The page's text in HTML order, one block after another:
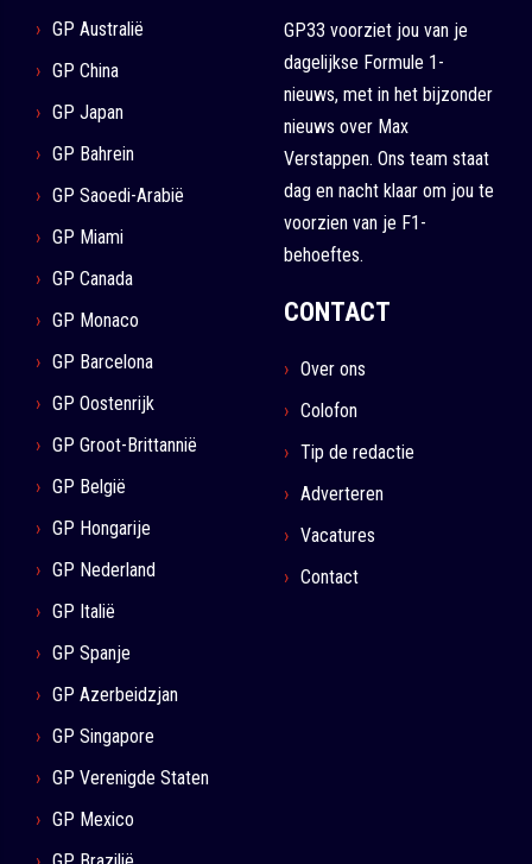
GP Australië
GP China
GP Japan
GP Bahrein
GP Saoedi-Arabië
GP Miami
GP Canada
GP Monaco
GP Barcelona
GP Oostenrijk
GP Groot-Brittannië
GP België
GP Hongarije
GP Nederland
GP Italië
GP Spanje
GP Azerbeidzjan
GP Singapore
GP Verenigde Staten
GP Mexico
GP33 voorziet jou van je
dagelijkse Formule 1-
nieuws, met in het bijzonder
nieuws over Max
Verstappen. Ons team staat
dag en nacht klaar om jou te
voorzien van je F1-
behoeftes.
CONTACT
Over ons
Colofon
Tip de redactie
Adverteren
Vacatures
Contact